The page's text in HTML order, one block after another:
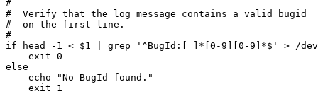
#
#  Verify that the log message contains a valid bugid
#  on the first line.
#
if head -1 < $1 | grep '^BugId:[ ]*[0-9][0-9]*$' > /
    exit 0
else
    echo "No BugId found."
    exit 1